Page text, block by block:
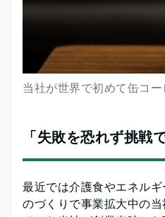
当社が世界で初めて缶コ
「失敗を恐れず挑戦
最近では介護食やエネル
のづくりで事業拡大中の当